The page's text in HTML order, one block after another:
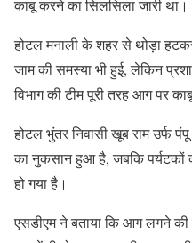
काबू करने का सिलसिला जारी था।
होटल मनाली के शहर से थोड़ा
जाम की समस्या भी हुई, लेकिन
विभाग की टीम पूरी तरह आग पर
होटल भुंतर निवासी खूब राम उर्फ
का नुकसान हुआ है, जबकि पर्यटकों
हो गया है।
एसडीएम ने बताया कि आग लगने